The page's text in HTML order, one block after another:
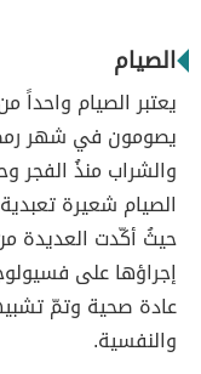
الصيام
يعتبر الصيام واحداً
يصومون في شهر
والشراب منذُ
الصيام شعيرة
حيثُ أكّدت العديدة
إجراؤها على
عادة صحية وتمّ
والنفسية.